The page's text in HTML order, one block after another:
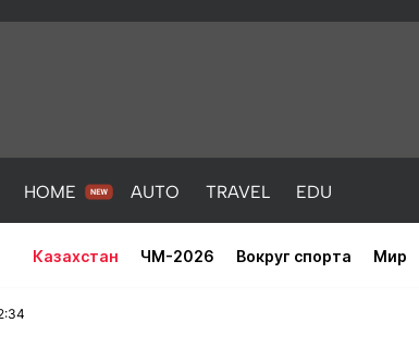
HOME AUTO TRAVEL EDU
Казахстан ЧМ-2026 Вокруг спорта Мир